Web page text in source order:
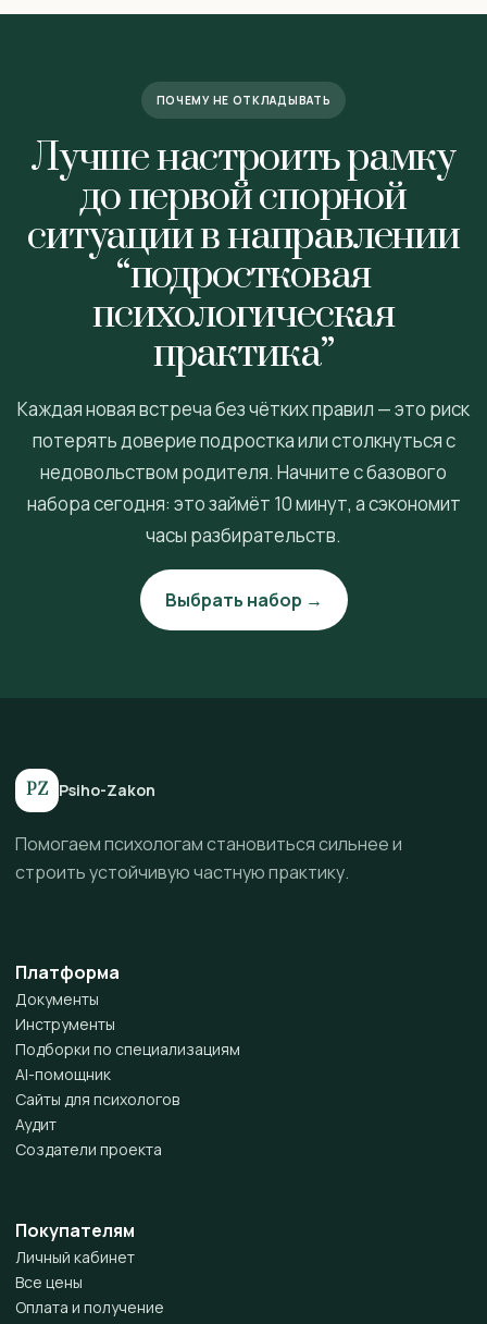
ПОЧЕМУ НЕ ОТКЛАДЫВАТЬ
Лучше настроить рамку
до первой спорной
ситуации в направлении
“подростковая
психологическая
практика”
Каждая новая встреча без чётких правил — это риск
потерять доверие подростка или столкнуться с
недовольством родителя. Начните с базового
набора сегодня: это займёт 10 минут, а сэкономит
часы разбирательств.
Выбрать набор →
PZ Psiho-Zakon
Помогаем психологам становиться сильнее и
строить устойчивую частную практику.
Платформа
Документы
Инструменты
Подборки по специализациям
AI-помощник
Сайты для психологов
Аудит
Создатели проекта
Покупателям
Личный кабинет
Все цены
Оплата и получение